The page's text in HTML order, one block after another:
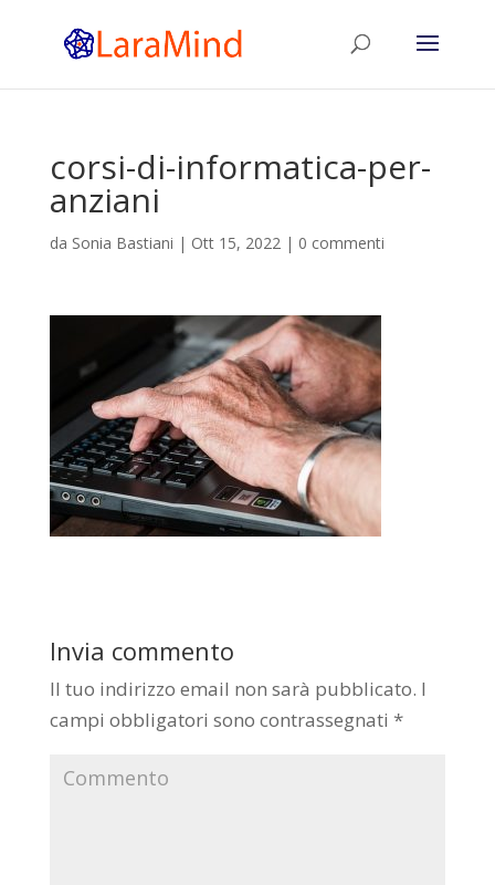
corsi-di-informatica-per-
anziani
da Sonia Bastiani | Ott 15, 2022| 0 commenti
Invia commento
Il tuo indirizzo email non sarà pubblicato. I
campi obbligatori sono contrassegnati *